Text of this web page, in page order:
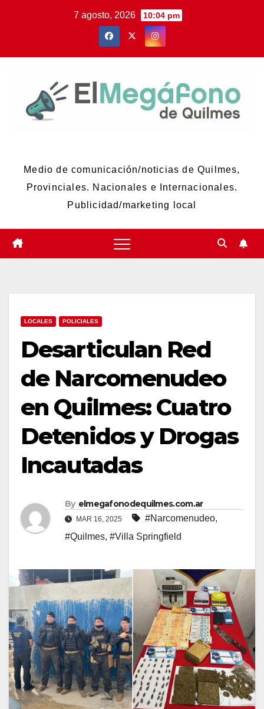
7 agosto, 2026 10:04 pm
Medio de comunicación/noticias de Quilmes,
Provinciales. Nacionales e Internacionales.
Publicidad/marketing local
LOCALES POLICIALES
Desarticulan Red
de Narcomenudeo
en Quilmes: Cuatro
Detenidos y Drogas
Incautadas
By elmegafonodequilmes.com.ar
MAR 16, 2025 #Narcomenudeo,
#Quilmes, #Villa Springfield